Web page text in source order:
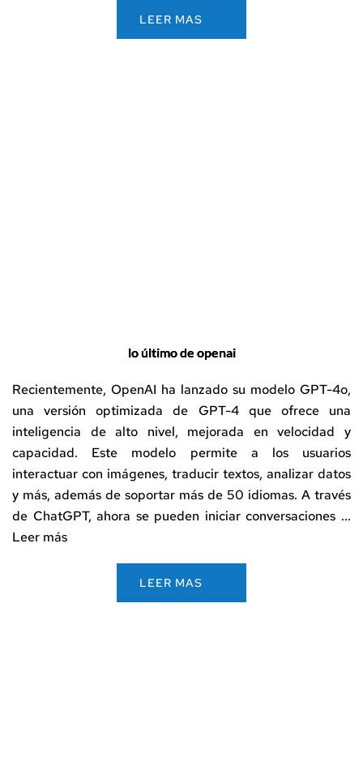
LEER MAS
lo último de openai
Recientemente, OpenAI ha lanzado su modelo GPT-4o,
una versión optimizada de GPT-4 que ofrece una
inteligencia de alto nivel, mejorada en velocidad y
capacidad. Este modelo permite a los usuarios
interactuar con imágenes, traducir textos, analizar datos
y más, además de soportar más de 50 idiomas. A través
de ChatGPT, ahora se pueden iniciar conversaciones ...
Leer más
LEER MAS